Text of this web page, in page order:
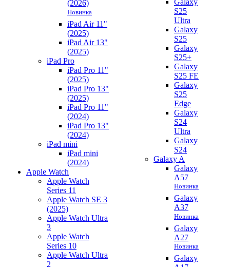
(2026)
Новинка
iPad Air 11"
(2025)
iPad Air 13"
(2025)
iPad Pro
iPad Pro 11"
(2025)
iPad Pro 13"
(2025)
iPad Pro 11"
(2024)
iPad Pro 13"
(2024)
iPad mini
iPad mini
(2024)
Apple Watch
Apple Watch
Series 11
Apple Watch SE 3
(2025)
Apple Watch Ultra
3
Apple Watch
Series 10
Apple Watch Ultra
2
Galaxy
S25
Ultra
Galaxy
S25
Galaxy
S25+
Galaxy
S25 FE
Galaxy
S25
Edge
Galaxy
S24
Ultra
Galaxy
S24
Galaxy A
Galaxy
A57
Новинка
Galaxy
A37
Новинка
Galaxy
A27
Новинка
Galaxy